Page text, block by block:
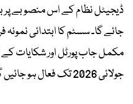
ڈیجیٹل نظام کے اس منصوبے پر
مکمل جاب پورٹل اور شکایات کے
جولائی 2026 تک فعال ہو جائیں گے۔